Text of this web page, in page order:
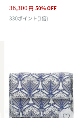
36,300 円 50%OFF
330ポイント(1倍)